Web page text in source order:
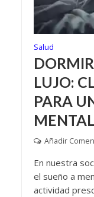
Salud
LUJO:
PARA
Añadir
En nuestra
el sueño a
actividad